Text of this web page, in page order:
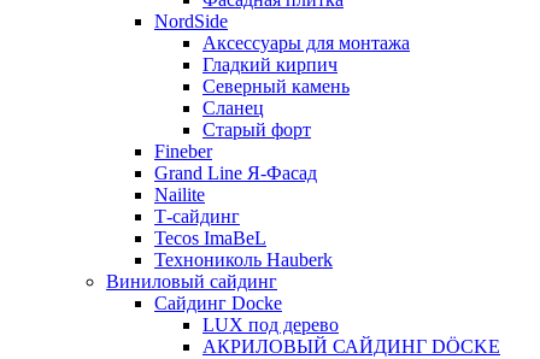
NordSide
Аксессуары для монтажа
Гладкий кирпич
Северный камень
Сланец
Старый форт
Fineber
Grand Line Я-Фасад
Nailite
Т-сайдинг
Tecos ImaBeL
Технониколь Hauberk
Виниловый сайдинг
Сайдинг Docke
LUX под дерево
АКРИЛОВЫЙ САЙДИНГ DÖCKE